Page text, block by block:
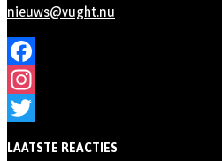
nieuws@vught.nu
Facebook
Instagram
LAATSTE REACTIES